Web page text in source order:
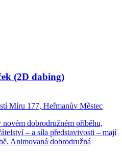
(2D dabing)
Míru 177, Heřmanův Městec
dobrodružném příběhu,
– a síla představivosti – mají
Animovaná dobrodružná